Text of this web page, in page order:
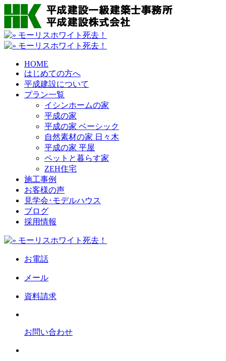
HOME
はじめての方へ
平成建設について
プラン一覧
イシンホームの家
平成の家
平成の家 ベーシック
自然素材の家 日々木
平成の家 平屋
ペットと暮らす家
ZEH住宅
施工事例
お客様の声
見学会･モデルハウス
ブログ
採用情報
お電話
メール
資料請求
お問い合わせ